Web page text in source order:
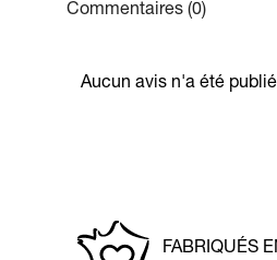
Commentaires (0)
Aucun avis n'a été
FABRIQUÉS